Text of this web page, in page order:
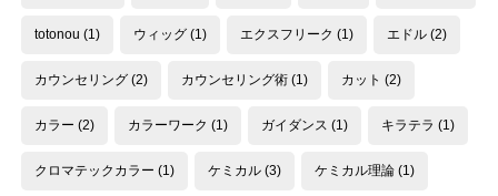
totonou (1) ウィッグ (1) エクスフリーク (1) エドル (2)
カウンセリング (2) カウンセリング術 (1) カット (2)
カラー (2) カラーワーク (1) ガイダンス (1) キラテラ (1)
クロマテックカラー (1) ケミカル (3) ケミカル理論 (1)